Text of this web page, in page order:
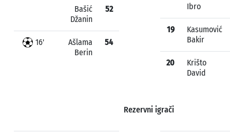
Bašić
Džanin
52
16'
Ašlama
Berin
54
Ibro
19
Kasumović
Bakir
20
Krišto
David
Rezervni igrači